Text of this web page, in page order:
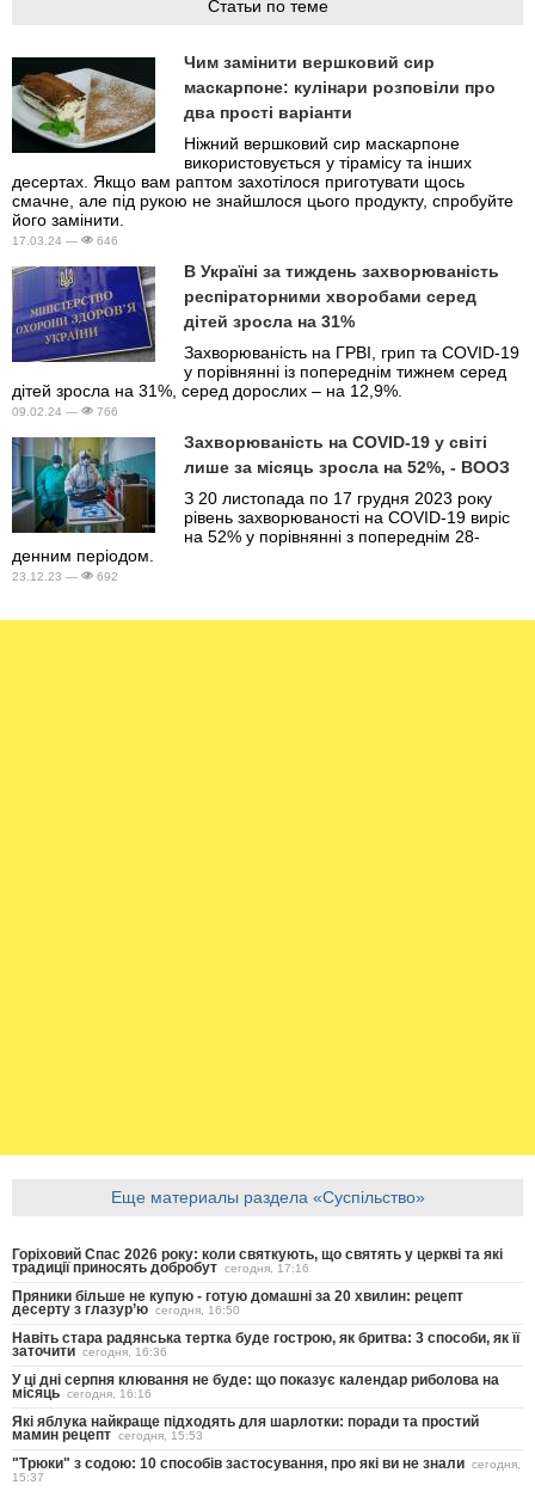
Статьи по теме
Чим замінити вершковий сир
маскарпоне: кулінари розповіли про
два прості варіанти
Ніжний вершковий сир маскарпоне
використовується у тірамісу та інших
десертах. Якщо вам раптом захотілося приготувати щось
смачне, але під рукою не знайшлося цього продукту, спробуйте
його замінити.
17.03.24 — 646
В Україні за тиждень захворюваність
респіраторними хворобами серед
дітей зросла на 31%
Захворюваність на ГРВІ, грип та COVID-19
у порівнянні із попереднім тижнем серед
дітей зросла на 31%, серед дорослих – на 12,9%.
09.02.24 — 766
Захворюваність на COVID-19 у світі
лише за місяць зросла на 52%, - ВООЗ
З 20 листопада по 17 грудня 2023 року
рівень захворюваності на COVID-19 виріс
на 52% у порівнянні з попереднім 28-
денним періодом.
23.12.23 — 692
Еще материалы раздела «Суспільство»
Горіховий Спас 2026 року: коли святкують, що святять у церкві та які
традиції приносять добробут сегодня, 17:16
Пряники більше не купую - готую домашні за 20 хвилин: рецепт
десерту з глазур’ю сегодня, 16:50
Навіть стара радянська тертка буде гострою, як бритва: 3 способи, як її
заточити сегодня, 16:36
У ці дні серпня клювання не буде: що показує календар риболова на
місяць сегодня, 16:16
Які яблука найкраще підходять для шарлотки: поради та простий
мамин рецепт сегодня, 15:53
"Трюки" з содою: 10 способів застосування, про які ви не знали сегодня,
15:37